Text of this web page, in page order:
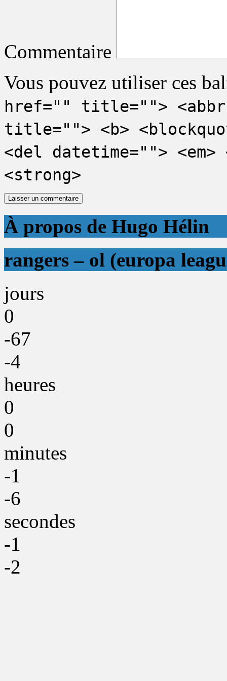
Commentaire
Vous pouvez utiliser ces
href="" title="">
title=""> <b>
<del datetime="">
<strong>
À propos de Hugo Hélin
rangers – ol (europa
jours
0
-67
-4
heures
0
0
minutes
-1
-6
secondes
-1
-2